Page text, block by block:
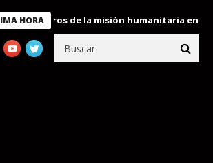
HORA de la misión humanitaria enviada a